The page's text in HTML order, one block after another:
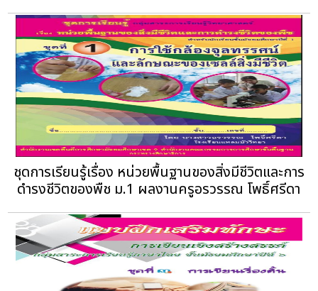
ชุดการเรียนรู้เรื่อง หน่วยพื้นฐานของสิ่งมีชีวิตและการ
ดำรงชีวิตของพืช ม.1 ผลงานครูอรวรรณ โพธิ์ศรีดา